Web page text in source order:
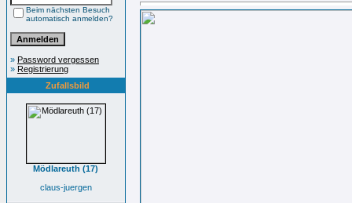
Beim nächsten Besuch
automatisch anmelden?
» Password vergessen
» Registrierung
Zufallsbild
Mödlareuth (17)
claus-juergen